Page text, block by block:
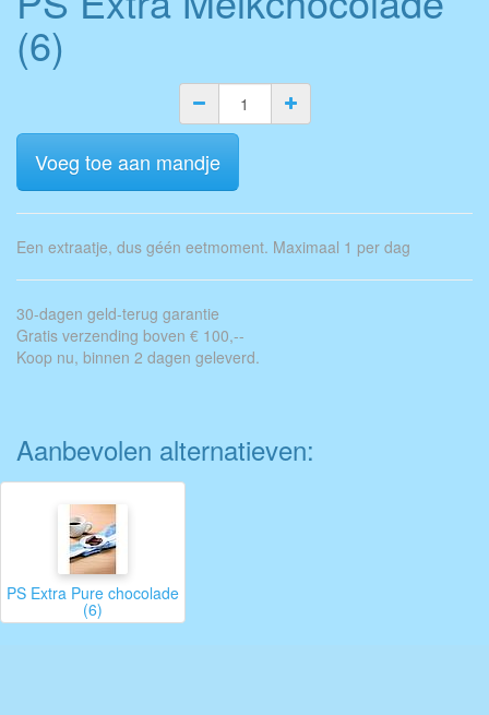
(6)
Voeg toe aan mandje
Een extraatje, dus géén eetmoment. Maximaal 1 per dag
30-dagen geld-terug garantie
Gratis verzending boven € 100,--
Koop nu, binnen 2 dagen geleverd.
Aanbevolen alternatieven:
PS Extra Pure chocolade
(6)